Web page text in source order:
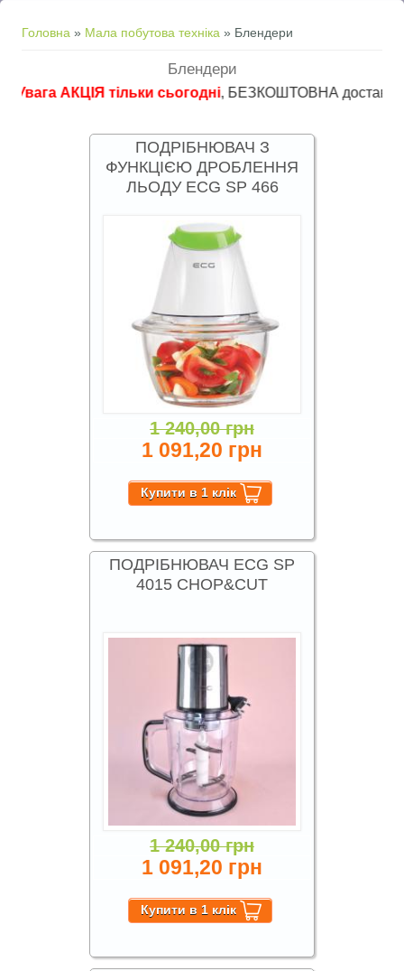
Ви є тут
Головна » Мала побутова техніка » Блендери
Блендери
АКЦІЯ тільки сьогодні, БЕЗКОШТОВНА доставка в
ПОДРІБНЮВАЧ З
ФУНКЦІЄЮ ДРОБЛЕННЯ
ЛЬОДУ ECG SP 466
1 240,00 грн
1 091,20 грн
ПОДРІБНЮВАЧ ECG SP
4015 CHOP&CUT
1 240,00 грн
1 091,20 грн